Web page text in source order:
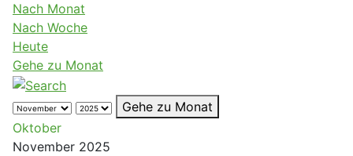
Nach Monat
Nach Woche
Heute
Gehe zu Monat
Gehe zu Monat
Oktober
November 2025